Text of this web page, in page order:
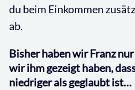
du beim Einkommen
ab.
Bisher haben wir Franz
wir ihm gezeigt haben,
niedriger als geglaubt ist…